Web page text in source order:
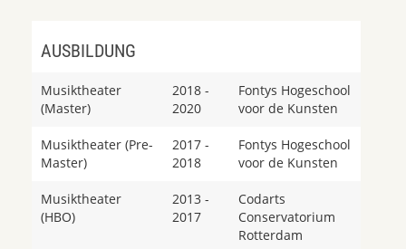
AUSBILDUNG
Musiktheater
(Master)
2018 -
2020
Fontys Hogeschool
voor de Kunsten
Musiktheater (Pre-
Master)
2017 -
2018
Fontys Hogeschool
voor de Kunsten
Musiktheater
(HBO)
2013 -
2017
Codarts
Conservatorium
Rotterdam